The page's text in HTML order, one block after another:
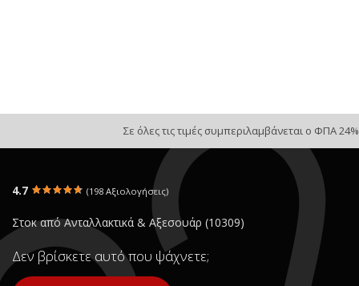
Σε όλες τις τιμές συμπεριλαμβάνεται ο ΦΠΑ 24%
4.7 (198 Αξιολογήσεις)
Στοκ από Ανταλλακτικά & Αξεσουάρ (10309)
Δεν βρίσκετε αυτό που ψάχνετε;